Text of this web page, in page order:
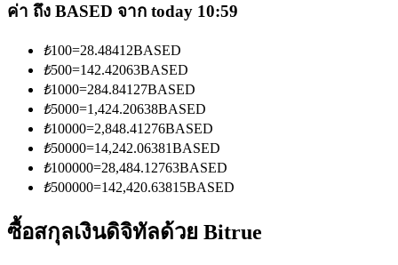
การวิเคราะห์ข้อมูลขนาดใหญ่ รวมถึงข้อมูลการค้า ฯลฯ
ค่า ถึง BASED จาก today 10:59
₺100=28.48412BASED
₺500=142.42063BASED
₺1000=284.84127BASED
₺5000=1,424.20638BASED
₺10000=2,848.41276BASED
₺50000=14,242.06381BASED
₺100000=28,484.12763BASED
₺500000=142,420.63815BASED
ซื้อสกุลเงินดิจิทัลด้วย Bitrue